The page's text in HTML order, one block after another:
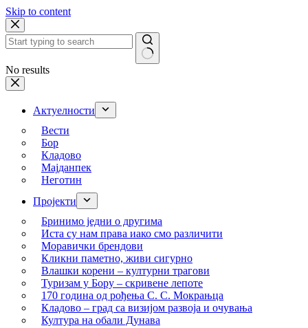
Skip to content
No results
Актуелности
Вести
Бор
Кладово
Мајданпек
Неготин
Пројекти
Бринимо једни о другима
Иста су нам права иако смо различити
Моравички брендови
Кликни паметно, живи сигурно
Влашки корени – културни трагови
Туризам у Бору – скривене лепоте
170 година од рођења С. С. Мокрањца
Кладово – град са визијом развоја и очувања
Култура на обали Дунава